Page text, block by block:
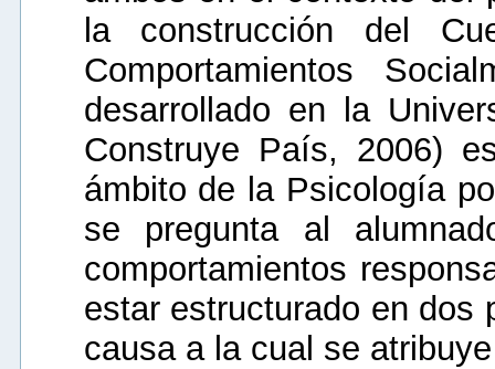
la construcción del
Comportamientos
desarrollado en la
Construye País, 2006)
ámbito de la Psicología
se pregunta al
comportamientos
estar estructurado en dos
causa a la cual se